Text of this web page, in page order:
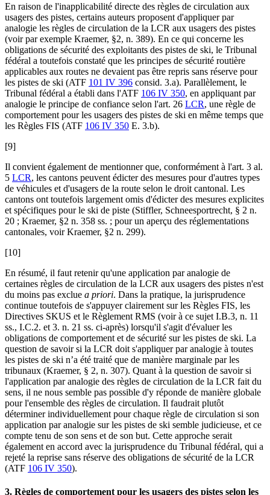
En raison de l'inapplicabilité directe des règles de circulation aux
usagers des pistes, certains auteurs proposent d'appliquer par
analogie les règles de circulation de la LCR aux usagers des pistes
(voir par exemple Kraemer, §2, n. 389). En ce qui concerne les
obligations de sécurité des exploitants des pistes de ski, le Tribunal
fédéral a toutefois constaté que les principes de sécurité routière
applicables aux routes ne devaient pas être repris sans réserve pour
les pistes de ski (ATF 101 IV 396 consid. 3.a). Parallèlement, le
Tribunal fédéral a établi dans l'ATF 106 IV 350, en appliquant par
analogie le principe de confiance selon l'art. 26 LCR, une règle de
comportement pour les usagers des pistes de ski en même temps que
les Règles FIS (ATF 106 IV 350 E. 3.b).
[9]
Il convient également de mentionner que, conformément à l'art. 3 al.
5 LCR, les cantons peuvent édicter des mesures pour d'autres types
de véhicules et d'usagers de la route selon le droit cantonal. Les
cantons ont toutefois largement omis d'édicter des mesures explicites
et spécifiques pour le ski de piste (Stiffler, Schneesportrecht, § 2 n.
20 ; Kraemer, §2 n. 358 ss. ; pour un aperçu des réglementations
cantonales, voirKraemer, §2 n. 299).
[10]
En résumé, il faut retenir qu'une application par analogie de
certaines règles de circulation de la LCR aux usagers des pistes n'est
du moins pas exclue a priori. Dans la pratique, la jurisprudence
continue toutefois de s'appuyer clairement sur les Règles FIS, les
Directives SKUS et le Règlement RMS (voir à ce sujet I.B.3, n. 11
ss., I.C.2. et 3. n. 21 ss. ci-après) lorsqu'il s'agit d'évaluer les
obligations de comportement et de sécurité sur les pistes de ski. La
question de savoir si la LCR doit s'appliquer par analogie à toutes
les pistes de ski n’a été traité que de manière marginale par les
tribunaux (Kraemer, § 2, n. 307). Quant à la question de savoir si
l'application par analogie des règles de circulation de la LCR fait du
sens, il ne nous semble pas possible d'y réponde de manière globale
pour l'ensemble des règles de circulation. Il faudrait plutôt
déterminer individuellement pour chaque règle de circulation si son
application par analogie sur les pistes de ski semble judicieuse, et ce
compte tenu de son sens et de son but. Cette approche serait
également en accord avec la jurisprudence du Tribunal fédéral, qui a
rejeté la reprise sans réserve des obligations de sécurité de la LCR
(ATF 106 IV 350).
3. Règles de comportement pour les usagers des pistes selon les